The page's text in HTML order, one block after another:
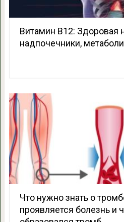
Витамин В12: Здоровая
надпочечники,
Что нужно знать о
проявляется болезнь и